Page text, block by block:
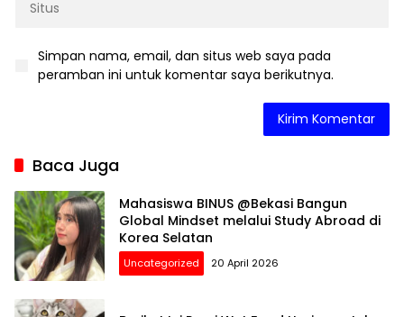
Simpan nama, email, dan situs web saya pada
peramban ini untuk komentar saya berikutnya.
Baca Juga
Mahasiswa BINUS @Bekasi Bangun
Global Mindset melalui Study Abroad di
Korea Selatan
Uncategorized 20 April 2026